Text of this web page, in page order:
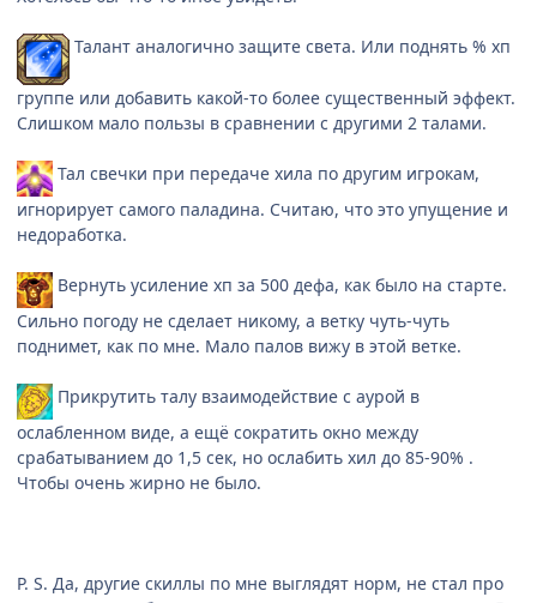
Талант аналогично защите света. Или поднять % хп
группе или добавить какой-то более существенный эффект.
Слишком мало пользы в сравнении с другими 2 талами.
Тал свечки при передаче хила по другим игрокам,
игнорирует самого паладина. Считаю, что это упущение и
недоработка.
Вернуть усиление хп за 500 дефа, как было на старте.
Сильно погоду не сделает никому, а ветку чуть-чуть
поднимет, как по мне. Мало палов вижу в этой ветке.
Прикрутить талу взаимодействие с аурой в
ослабленном виде, а ещё сократить окно между
срабатыванием до 1,5 сек, но ослабить хил до 85-90% .
Чтобы очень жирно не было.
P. S. Да, другие скиллы по мне выглядят норм, не стал про